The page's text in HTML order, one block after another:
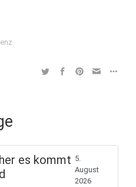
es kommt 5.
August
2026